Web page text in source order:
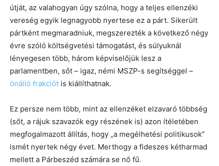
útját, az valahogyan úgy szólna, hogy a teljes ellenzéki
vereség egyik legnagyobb nyertese ez a párt. Sikerült
pártként megmaradniuk, megszerezték a következő négy
évre szóló költségvetési támogatást, és súlyuknál
lényegesen több, három képviselőjük lesz a
parlamentben, sőt – igaz, némi MSZP-s segítséggel –
önálló frakciót is kiállíthatnak.
Ez persze nem több, mint az ellenzéket elzavaró többség
(sőt, a rájuk szavazók egy részének is) azon ítéletében
megfogalmazott állítás, hogy „a megélhetési politikusok”
ismét nyertek négy évet. Merthogy a fideszes kétharmad
mellett a Párbeszéd számára se nő fű.